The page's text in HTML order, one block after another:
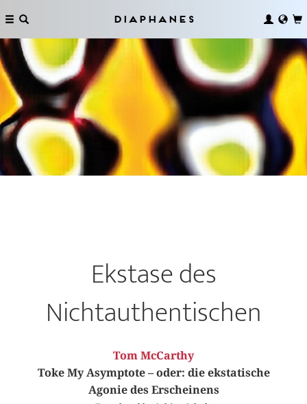
Diaphanes
Ekstase des
Nichtauthentischen
Tom McCarthy
Toke My Asymptote – oder: die ekstatische
Agonie des Erscheinens